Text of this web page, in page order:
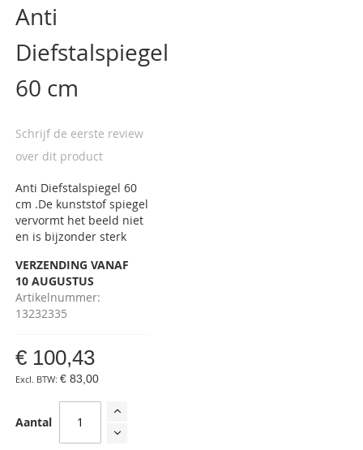
het
begin
van
de
afbeeldingen-
gallerij
Anti
Diefstalspiegel
60 cm
Schrijf de eerste review
over dit product
Anti Diefstalspiegel 60
cm .De kunststof spiegel
vervormt het beeld niet
en is bijzonder sterk
VERZENDING VANAF
10 AUGUSTUS
Artikelnummer:
13232335
€ 100,43
€ 83,00
Aantal